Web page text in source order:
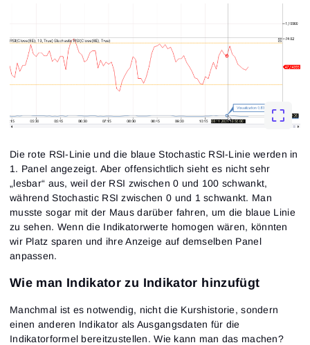
Die rote RSI-Linie und die blaue Stochastic RSI-Linie werden in
1. Panel angezeigt. Aber offensichtlich sieht es nicht sehr
„lesbar“ aus, weil der RSI zwischen 0 und 100 schwankt,
während Stochastic RSI zwischen 0 und 1 schwankt. Man
musste sogar mit der Maus darüber fahren, um die blaue Linie
zu sehen. Wenn die Indikatorwerte homogen wären, könnten
wir Platz sparen und ihre Anzeige auf demselben Panel
anpassen.
Wie man Indikator zu Indikator hinzufügt
Manchmal ist es notwendig, nicht die Kurshistorie, sondern
einen anderen Indikator als Ausgangsdaten für die
Indikatorformel bereitzustellen. Wie kann man das machen?